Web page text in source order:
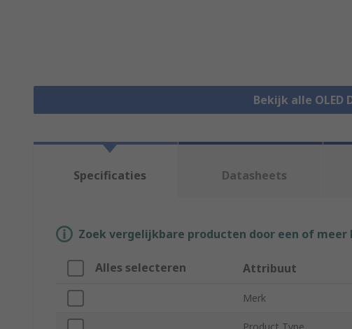
Bekijk alle OLED
Specificaties Datasheets
Zoek vergelijkbare producten door een of
Alles selecteren Attribuut
Merk